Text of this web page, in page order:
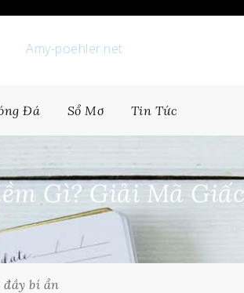
Đá Sổ Mơ Tin Tức
Gì? Giải Mã
bí ẩn